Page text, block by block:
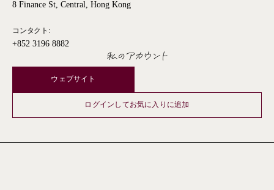
8 Finance St, Central, Hong Kong
コンタクト:
+852 3196 8882
私のアカウント
ウェブサイト
ログインしてお気に入りに追加